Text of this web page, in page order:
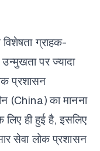
ग्राहक-
पर ज्यादा
प्रशासन
(China) का मानना
लिए ही हुई है,इसलिए
सेवा लोक प्रशासन